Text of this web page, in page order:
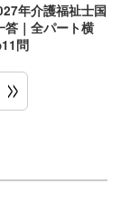
年介護福祉士国
答｜全パート横
問